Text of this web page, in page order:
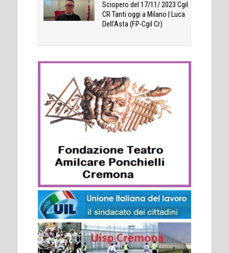
Sciopero del 17/11/ 2023 Cgil
CR Tanti oggi a Milano | Luca
Dell’Asta (FP-Cgil Cr)